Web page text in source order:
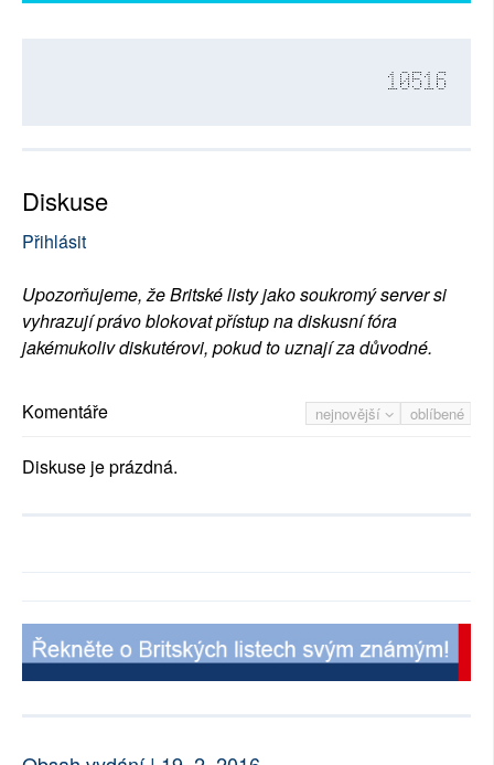
10516
Diskuse
Přihlásit
Upozorňujeme, že Britské listy jako soukromý server si
vyhrazují právo blokovat přístup na diskusní fóra
jakémukoliv diskutérovi, pokud to uznají za důvodné.
nejnovější oblíbené
Komentáře
Diskuse je prázdná.